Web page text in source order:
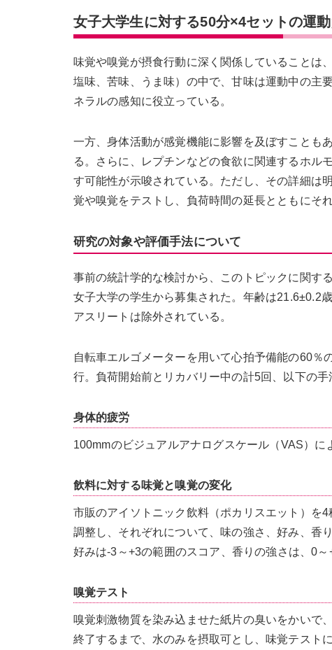
女子大学生に対する50分×4セットの運
味覚や嗅覚が摂食行動に深く関係していることは
塩味、苦味、うま味）の中で、甘味は運動中の主
ネラルの感知に役立っている。
一方、身体活動が感覚機能に影響を及ぼすことも
る。さらに、レプチンなどの食欲に関連するホル
す可能性が示唆されている。ただし、その詳細は
覚や嗅覚をテストし、負荷時間の延長とともにそ
研究の対象や評価手法について
事前の統計学的な検討から、このトピックに関す
女子大学の学生から募集された。年齢は21.6±0.2
アスリートは除外されている。
自転車エルゴメーターを用いて心拍予備能の60
行。負荷開始前とリカバリー中の計5回、以下の
身体的疲労
100mmのビジュアルアナログスケール（VAS）に
飲料に対する味覚と嗅覚の変化
市販のアイソトニック飲料（ポカリスエット）を
調整し、それぞれについて、味の強さ、好み、香
好みは-3～+3の範囲のスコア、香りの強さは、0～
嗅覚テスト
嗅覚刺激物質を染み込ませた紙片の臭いをかいで
終了するまで、水のみを摂取可とし、味覚テスト